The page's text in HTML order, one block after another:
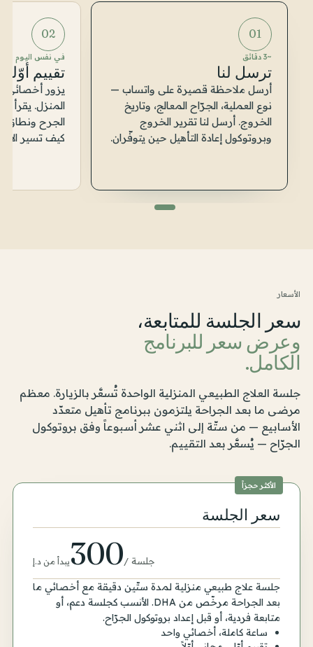
01
~3 دقائق
ترسل لنا
أرسل ملاحظة قصيرة على واتساب —
نوع العملية، الجرّاح المعالج، وتاريخ
الخروج. أرسل لنا تقرير الخروج
وبروتوكول إعادة التأهيل حين يتوفّران.
02
في نفس اليوم
تقييم
يزور أخصائي
المنزل. يقرأ
الجرح ونطاق
كيف تسير
الأسعار
سعر الجلسة للمتابعة،
وعرض سعر للبرنامج
الكامل.
جلسة العلاج الطبيعي المنزلية الواحدة تُسعَّر بالزيارة. معظم
مرضى ما بعد الجراحة يلتزمون ببرنامج تأهيل متعدّد
الأسابيع — من ستّة إلى اثني عشر أسبوعاً وفق بروتوكول
الجرّاح — يُسعَّر بعد التقييم.
الأكثر حجزاً
سعر الجلسة
يبدأ من د.إ 300/جلسة
جلسة علاج طبيعي منزلية لمدة ستّين دقيقة مع أخصائي ما
بعد الجراحة مرخّص من DHA. الأنسب كجلسة دعم، أو
متابعة فردية، أو قبل إعداد بروتوكول الجرّاح.
ساعة كاملة، أخصائي واحد